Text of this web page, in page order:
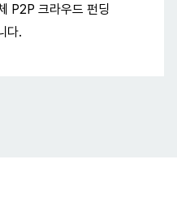
P2P 크라우드 펀딩
다.